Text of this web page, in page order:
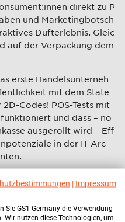
direkt zu P
und Marketingbotsch
Dufterlebnis. Gleic
auf der Verpackung dem
erste Handelsunterneh
mit dem State
Codes! POS-Tests mit
und dass – no
ausgerollt wird – Eff
in der IT-Arc
was die Branche bewegt
auf die Themen, die wir
weiterdenken. Me
| Impressum
Sie GS1 Germany die Verwendung
nutzen diese Technologien, um